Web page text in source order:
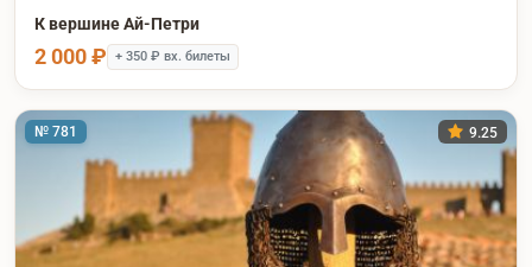
К вершине Ай-Петри
2 000 ₽ + 350 ₽ вх. билеты
№ 781 9.25